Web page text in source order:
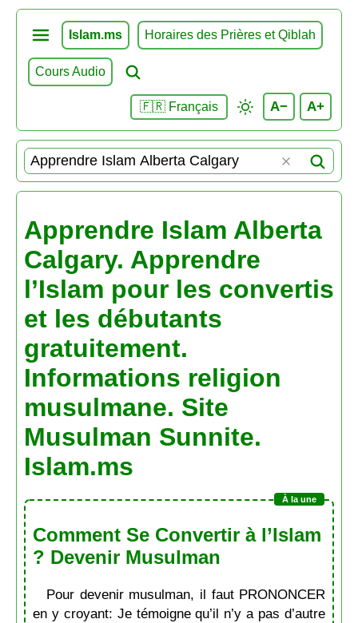
Islam.ms Horaires des Prières et Qiblah
Cours Audio
🇫🇷 Français A− A+
Apprendre Islam Alberta
Calgary. Apprendre
l’Islam pour les convertis
et les débutants
gratuitement.
Informations religion
musulmane. Site
Musulman Sunnite.
Islam.ms
Comment Se Convertir à l’Islam
? Devenir Musulman
Pour devenir musulman, il faut PRONONCER
en y croyant: Je témoigne qu’il n’y a pas d’autre